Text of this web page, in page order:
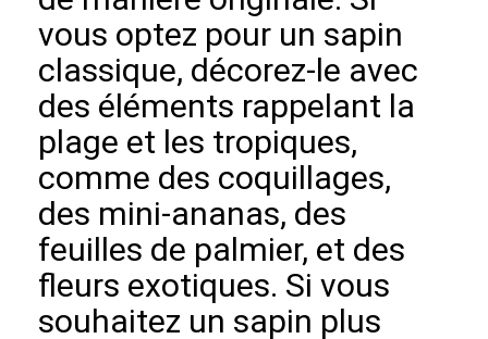
vous optez pour un sapin
classique, décorez-le avec
des éléments rappelant la
plage et les tropiques,
comme des coquillages,
des mini-ananas, des
feuilles de palmier, et des
fleurs exotiques. Si vous
souhaitez un sapin plus